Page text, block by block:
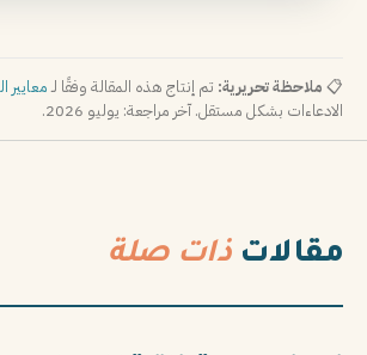
📋 ملاحظة تحريرية: تم إنتاج هذه المقالة وفقًا لـمعايير
الادعاءات بشكل مستقل. آخر مراجعة: يوليو 2026.
مقالاتذات صلة